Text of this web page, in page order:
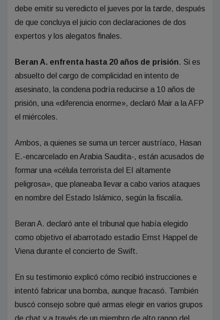
debe emitir su veredicto el jueves por la tarde, después
de que concluya el juicio con declaraciones de dos
expertos y los alegatos finales.
Beran A. enfrenta hasta 20 años de prisión. Si es
absuelto del cargo de complicidad en intento de
asesinato, la condena podría reducirse a 10 años de
prisión, una «diferencia enorme», declaró Mair a la AFP
el miércoles.
Ambos, a quienes se suma un tercer austríaco, Hasan
E.-encarcelado en Arabia Saudita-, están acusados de
formar una «célula terrorista del EI altamente
peligrosa», que planeaba llevar a cabo varios ataques
en nombre del Estado Islámico, según la fiscalía.
Beran A. declaró ante el tribunal que había elegido
como objetivo el abarrotado estadio Ernst Happel de
Viena durante el concierto de Swift.
En su testimonio explicó cómo recibió instrucciones e
intentó fabricar una bomba, aunque fracasó. También
buscó consejo sobre qué armas elegir en varios grupos